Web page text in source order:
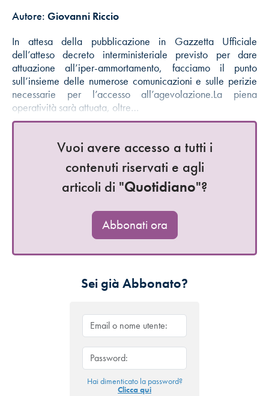
Autore: Giovanni Riccio
In attesa della pubblicazione in Gazzetta Ufficiale
dell’atteso decreto interministeriale previsto per dare
attuazione all’iper-ammortamento, facciamo il punto
sull’insieme delle numerose comunicazioni e sulle perizie
necessarie per l’accesso all’agevolazione.La piena
operatività sarà attuata, oltre…
Vuoi avere accesso a tutti i
contenuti riservati e agli
articoli di "Quotidiano"?
Abbonati ora
Sei già Abbonato?
Hai dimenticato la password?
Clicca qui